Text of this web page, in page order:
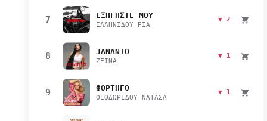
7 ΕΞΗΓΗΣΤΕ ΜΟΥ
ΕΛΛΗΝΙΔΟΥ ΡΙΑ
▼ 2
8 JANANTO
ZEINA
▼ 1
9 ΦΟΡΤΗΓΟ
ΘΕΟΔΩΡΙΔΟΥ ΝΑΤΑΣΑ
▼ 1